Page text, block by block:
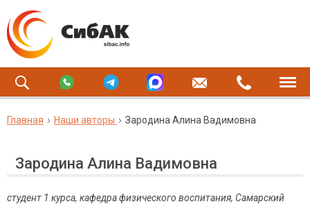
Главная Наши авторы Зародина Алина Вадимовна
Зародина Алина Вадимовна
студент 1 курса, кафедра физического воспитания, Самарский